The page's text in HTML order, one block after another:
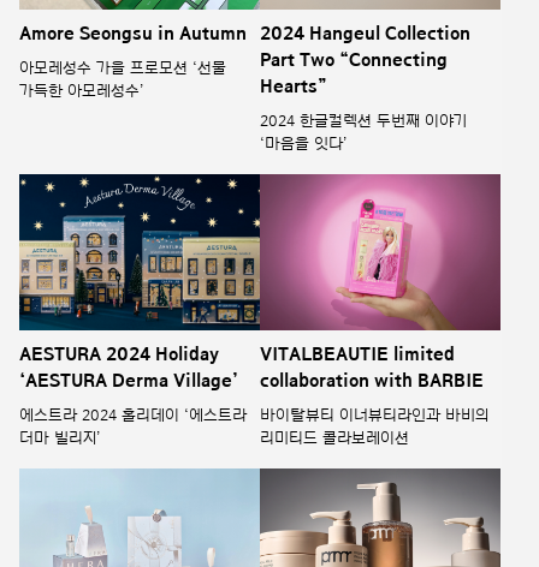
Amore Seongsu in Autumn
아모레성수 가을 프로모션 ‘선물
가득한 아모레성수’
2024 Hangeul Collection
Part Two “Connecting
Hearts”
2024 한글컬렉션 두번째 이야기
‘마음을 잇다’
AESTURA 2024 Holiday
‘AESTURA Derma Village’
에스트라 2024 홀리데이 ‘에스트라
더마 빌리지’
VITALBEAUTIE limited
collaboration with BARBIE
바이탈뷰티 이너뷰티라인과 바비의
리미티드 콜라보레이션